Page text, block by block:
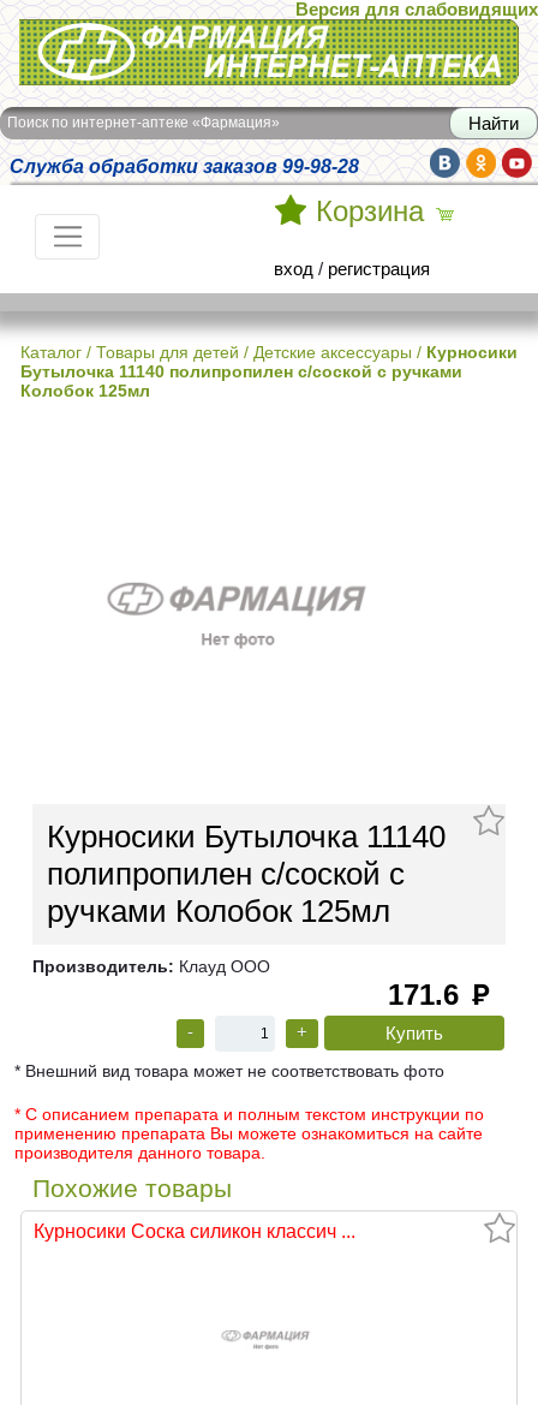
Интернет-аптека Фармация
Версия для слабовидящих
Поиск по интернет-аптеке «Фармация»
Служба обработки заказов 99-98-28
Корзина
вход / регистрация
Каталог / Товары для детей / Детские аксессуары / Курносики
Бутылочка 11140 полипропилен с/соской с ручками
Колобок 125мл
Курносики Бутылочка 11140
полипропилен с/соской с
ручками Колобок 125мл
Производитель: Клауд ООО
171.6 руб
- +
* Внешний вид товара может не соответствовать фото
* С описанием препарата и полным текстом инструкции по
применению препарата Вы можете ознакомиться на сайте
производителя данного товара.
Похожие товары
Курносики Соска силикон классич ...